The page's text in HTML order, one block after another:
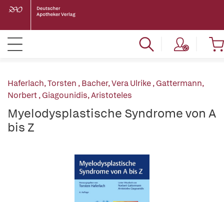
Haferlach, Torsten ,Bacher, Vera Ulrike,Gattermann,
Norbert,Giagounidis, Aristoteles
Myelodysplastische Syndrome von A
bis Z